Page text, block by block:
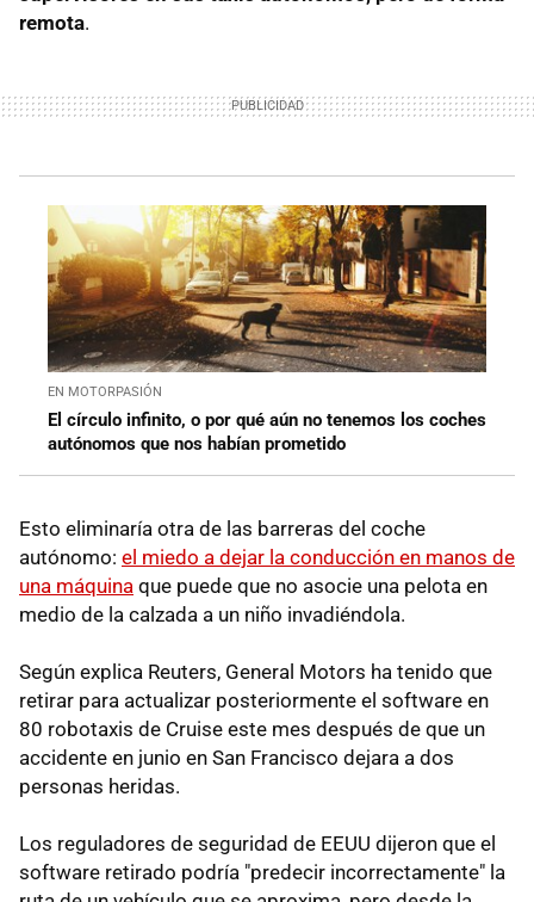
remota.
EN MOTORPASIÓN
El círculo infinito, o por qué aún no tenemos los coches
autónomos que nos habían prometido
Esto eliminaría otra de las barreras del coche
autónomo: el miedo a dejar la conducción en manos de
una máquina que puede que no asocie una pelota en
medio de la calzada a un niño invadiéndola.
Según explica Reuters, General Motors ha tenido que
retirar para actualizar posteriormente el software en
80 robotaxis de Cruise este mes después de que un
accidente en junio en San Francisco dejara a dos
personas heridas.
Los reguladores de seguridad de EEUU dijeron que el
software retirado podría "predecir incorrectamente" la